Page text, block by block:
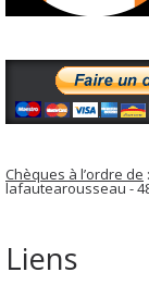
Chèques à l’ordre de
lafautearousseau - 48
Liens